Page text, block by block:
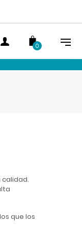
0
que los